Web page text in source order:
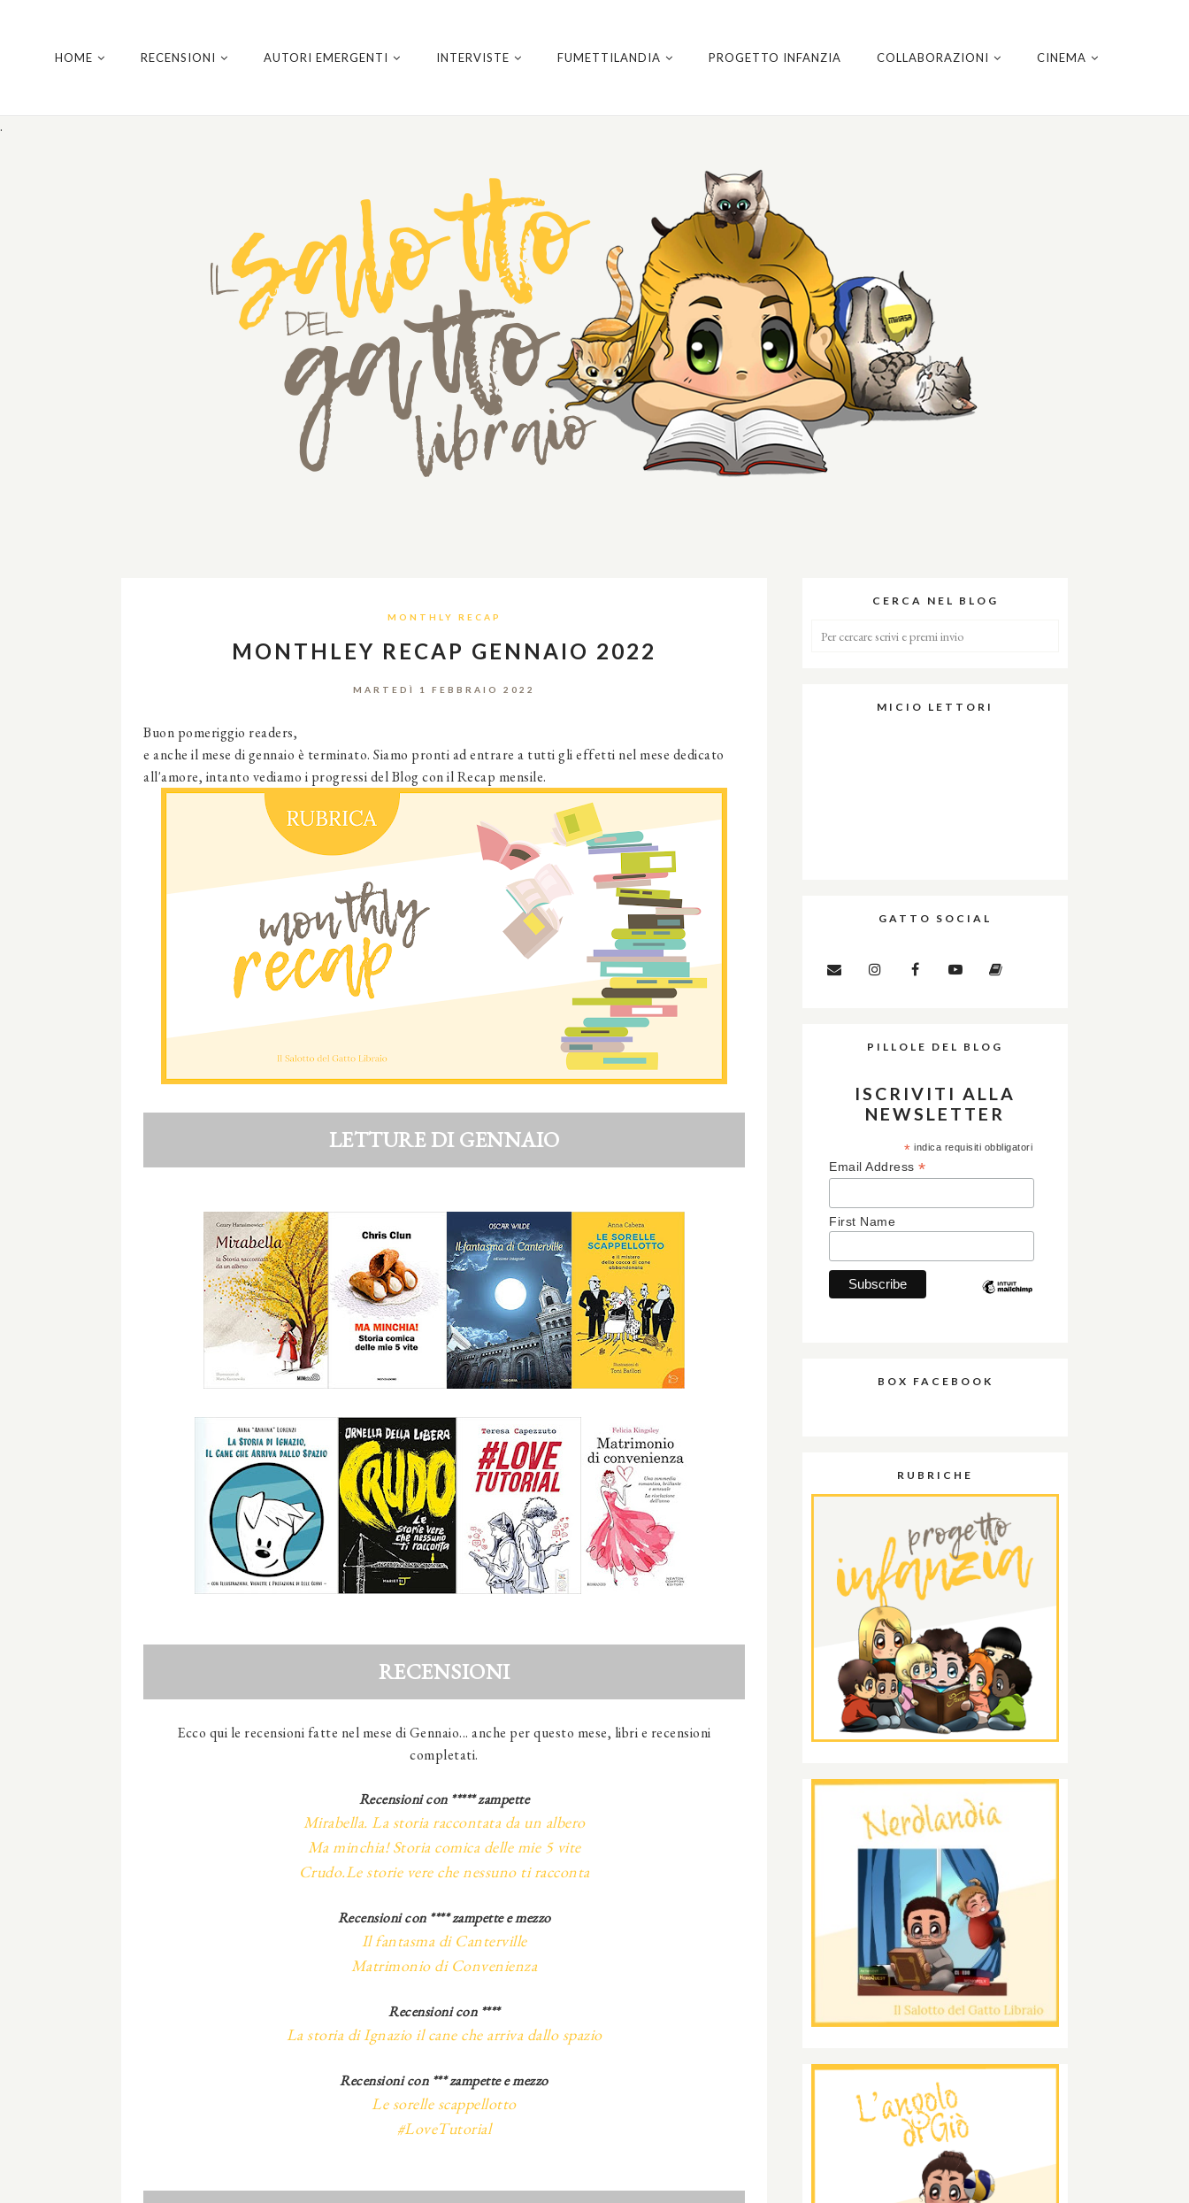
.
HOME RECENSIONI AUTORI EMERGENTI INTERVISTE FUMETTILANDIA PROGETTO INFANZIA COLLABORAZIONI CINEMA
MONTHLY RECAP
MONTHLEY RECAP GENNAIO 2022
MARTEDÌ 1 FEBBRAIO 2022
Buon pomeriggio readers,
e anche il mese di gennaio è terminato. Siamo pronti ad entrare a tutti gli effetti nel mese dedicato
all'amore, intanto vediamo i progressi del Blog con il Recap mensile.
LETTURE DI GENNAIO
RECENSIONI
Ecco qui le recensioni fatte nel mese di Gennaio... anche per questo mese, libri e recensioni
completati.
Recensioni con ***** zampette
Mirabella. La storia raccontata da un albero
Ma minchia! Storia comica delle mie 5 vite
Crudo.Le storie vere che nessuno ti racconta
Recensioni con ****zampette e mezzo
Il fantasma di Canterville
Matrimonio di Convenienza
Recensioni con ****
La storia di Ignazio il cane che arriva dallo spazio
Recensioni con *** zampette e mezzo
Le sorelle scappellotto
#LoveTutorial
CERCA NEL BLOG
MICIO LETTORI
GATTO SOCIAL
PILLOLE DEL BLOG
ISCRIVITI ALLA
NEWSLETTER
* indica requisiti obbligatori
Email Address *
First Name
BOX FACEBOOK
RUBRICHE